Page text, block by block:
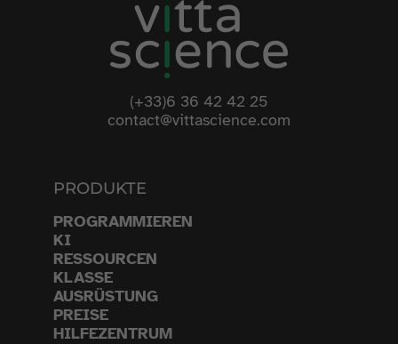
(+33)6 36 42 42 25
contact@vittascience.com
PRODUKTE
PROGRAMMIEREN
KI
RESSOURCEN
KLASSE
AUSRÜSTUNG
PREISE
HILFEZENTRUM